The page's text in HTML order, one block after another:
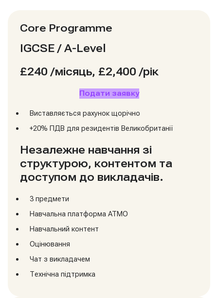
Core Programme
IGCSE / A-Level
£240 /місяць, £2,400 /рік
Подати заявку
Виставляється рахунок щорічно
+20% ПДВ для резидентів Великобританії
Незалежне навчання зі
структурою, контентом та
доступом до викладачів.
3 предмети
Навчальна платформа ATMO
Навчальний контент
Оцінювання
Чат з викладачем
Технічна підтримка